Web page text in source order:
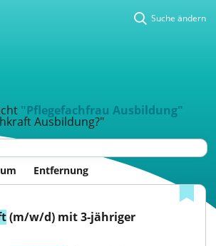
Suche ändern
"Pflegefachfrau Ausbildung"
Ausbildung?"
Entfernung